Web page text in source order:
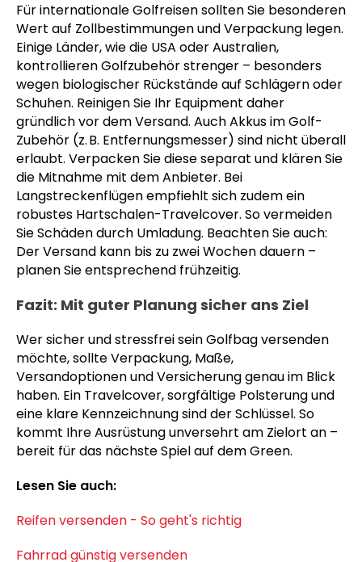
Für internationale Golfreisen sollten Sie besonderen
Wert auf Zollbestimmungen und Verpackung legen.
Einige Länder, wie die USA oder Australien,
kontrollieren Golfzubehör strenger – besonders
wegen biologischer Rückstände auf Schlägern oder
Schuhen. Reinigen Sie Ihr Equipment daher
gründlich vor dem Versand. Auch Akkus im Golf-
Zubehör (z. B. Entfernungsmesser) sind nicht überall
erlaubt. Verpacken Sie diese separat und klären Sie
die Mitnahme mit dem Anbieter. Bei
Langstreckenflügen empfiehlt sich zudem ein
robustes Hartschalen-Travelcover. So vermeiden
Sie Schäden durch Umladung. Beachten Sie auch:
Der Versand kann bis zu zwei Wochen dauern –
planen Sie entsprechend frühzeitig.
Fazit: Mit guter Planung sicher ans Ziel
Wer sicher und stressfrei sein Golfbag versenden
möchte, sollte Verpackung, Maße,
Versandoptionen und Versicherung genau im Blick
haben. Ein Travelcover, sorgfältige Polsterung und
eine klare Kennzeichnung sind der Schlüssel. So
kommt Ihre Ausrüstung unversehrt am Zielort an –
bereit für das nächste Spiel auf dem Green.
Lesen Sie auch:
Reifen versenden - So geht's richtig
Fahrrad günstig versenden